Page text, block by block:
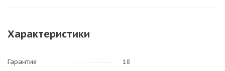
Характеристики
Гарантия
18